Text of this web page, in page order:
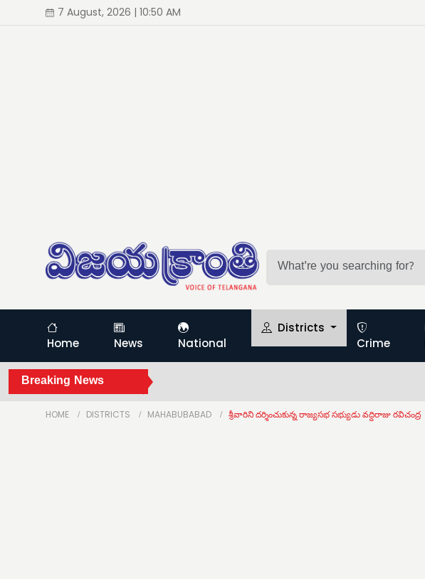
7 August, 2026 | 10:50 AM
Home News National
Districts
Crime
Breaking News
HOME DISTRICTS MAHABUBABAD శ్రీవారిని దర్శించుకున్న రాజ్యసభ సభ్యుడు వద్దిరాజు రవిచంద్ర